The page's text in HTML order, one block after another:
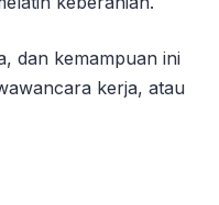
dan kemampuan ini
kerja, atau